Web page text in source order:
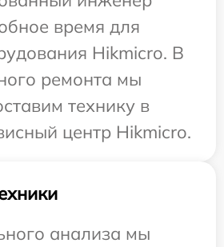
время для
Hikmicro. В
ремонта мы
технику в
центр Hikmicro.
анализа мы